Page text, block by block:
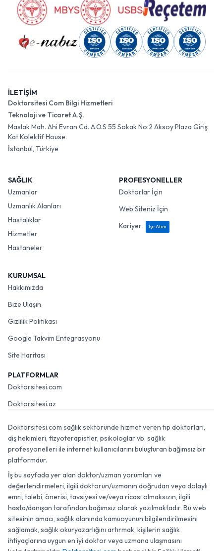
İLETİŞİM
Doktorsitesi Com Bilgi Hizmetleri
Teknoloji ve Ticaret A.Ş.
Maslak Mah. Ahi Evran Cd. A.O.S 55 Sokak No:2 Aksoy Plaza Giriş
Kat Kolektif House
İstanbul, Türkiye
SAĞLIK
Uzmanlar
Uzmanlık Alanları
Hastalıklar
Hizmetler
Hastaneler
PROFESYONELLER
Doktorlar İçin
Web Siteniz İçin
Kariyer
İşe Alım
KURUMSAL
Hakkımızda
Bize Ulaşın
Gizlilik Politikası
Google Takvim Entegrasyonu
Site Haritası
PLATFORMLAR
Doktorsitesi.com
Doktorsitesi.az
Doktorsitesi.com sağlık sektöründe hizmet veren tıp doktorları,
diş hekimleri, fizyoterapistler, psikologlar vb. sağlık
profesyonelleri ile internet kullanıcılarını buluşturan bağımsız bir
platformdur.
İş bu sayfada yer alan doktor/uzman yorumları ve
değerlendirmeleri, ilgili doktorun/uzmanın doğrudan veya dolaylı
emri, talebi, önerisi, tavsiyesi ve/veya ricası olmaksızın, ilgili
hasta/danışan tarafından bağımsız olarak yazılmaktadır. Bu web
sitesinin amacı, sağlık alanında kamuoyunun bilgilendirilmesini
sağlamak, sağlık okuryazarlığını artırmak, kişilerin sağlık
ihtiyaçlarına uygun en iyi doktor veya uzmana ulaşmasını